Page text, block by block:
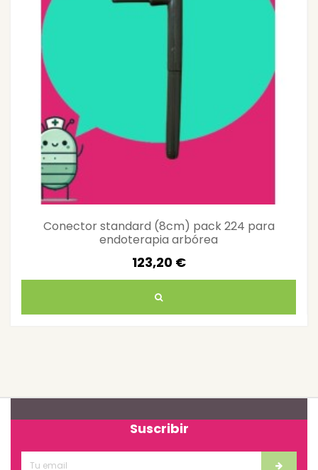
Conector standard (8cm) pack 224 para
endoterapia arbórea
123,20 €
Suscribir